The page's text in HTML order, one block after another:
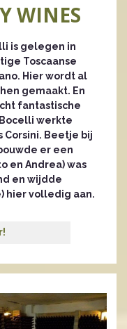
WINES
is gelegen in
Toscaanse
Hier wordt al
gemaakt. En
fantastische
werkte
Corsini. Beetje bij
er een
en Andrea) was
en wijdde
hier volledig aan.